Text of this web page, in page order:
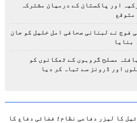
اور پاکستان کے درمیان مشترکہ
متوقع
فوج نے لبنانی صحافی امل خلیل کو جان
بنایا
مسلح گروہوں کے ٹھکانوں کو
اور ڈرونز سے تباہ کر دیا
کا لیزر دفاعی نظام؛ فضائی دفاع کا